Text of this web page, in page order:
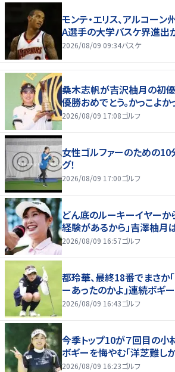
モンテ・エリス、アルコー
A選手の大学バスケ界進出
2026/08/09 09:34バスケ
桑木志帆が吉沢柚月の初
優勝おめでとう。かっこよか
2026/08/09 17:08ゴルフ
女性ゴルファーのための10
グ！
2026/08/09 17:00ゴルフ
どん底のルーキーイヤーか
経験があるから」吉澤柚月
2026/08/09 16:57ゴルフ
都玲華、最終18番でまさか
ーあったのかよ」連続ボギ
2026/08/09 16:43ゴルフ
今季トップ10が７回目の
ボギーを悔やむ「洋芝難し
2026/08/09 16:23ゴルフ